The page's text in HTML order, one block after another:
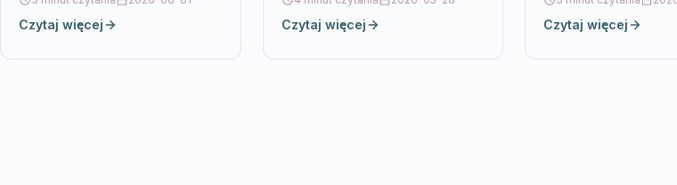
LUSTERKO
KOSMETYCZNE Z
OŚWIETLENIEM,
glamourowy charakter i
jednocześnie ułatwia codzienne
Czytaj więcej
albo wieczorna pielęgnacja mają
być nie tylko…
Czytaj więcej
oświetlenie i
Czytaj więcej